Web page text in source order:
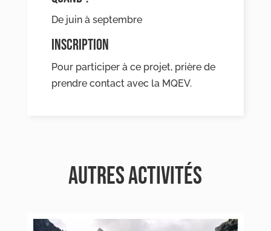
De juin à septembre
INSCRIPTION
Pour participer à ce projet, prière de
prendre contact avec la MQEV.
AUTRES ACTIVITÉS